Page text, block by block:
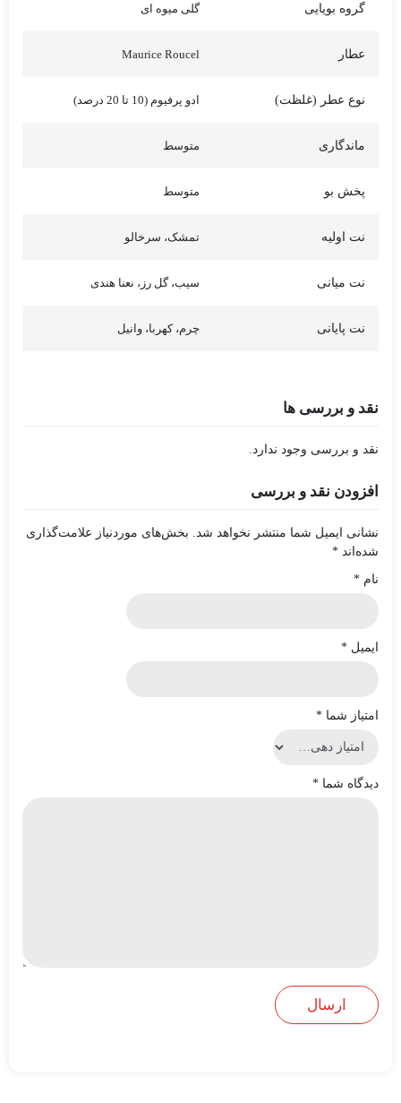
گروه بویایی گلی میوه ای
عطار Maurice Roucel
نوع عطر (غلظت) ادو پرفیوم (10 تا 20 درصد)
ماندگاری متوسط
پخش بو متوسط
نت اولیه تمشک، سرخالو
نت میانی سیب، گل رز، نعنا هندی
نت پایانی چرم، کهربا، وانیل
نقد و بررسی ها
نقد و بررسی وجود ندارد.
افزودن نقد و بررسی
نشانی ایمیل شما منتشر نخواهد شد.
بخش‌های موردنیاز علامت‌گذاری
شده‌اند *
نام *
ایمیل *
امتیاز شما *
دیدگاه شما *